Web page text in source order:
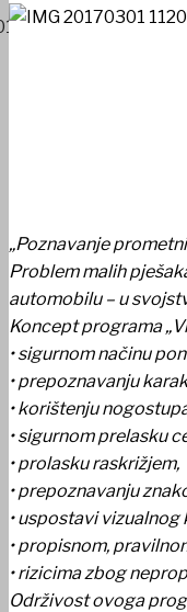
„Poznavanje
Problem malih
automobilu – u
Koncept programa
• sigurnom načinu
• prepoznavanju
• korištenju
• sigurnom prelasku
• prolasku raskrižjem,
• prepoznavanju
• uspostavi
• propisnom,
• rizicima zbog
Održivost ovoga